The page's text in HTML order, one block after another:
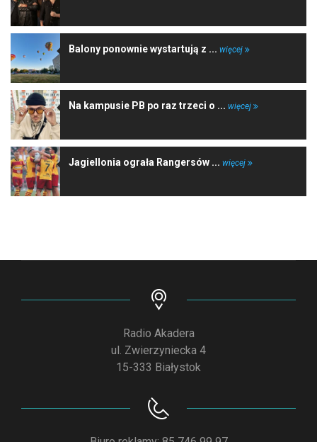
Balony ponownie wystartują z ... więcej
Na kampusie PB po raz trzeci o ... więcej
Jagiellonia ograła Rangersów ... więcej
Radio Akadera
ul. Zwierzyniecka 4
15-333 Białystok